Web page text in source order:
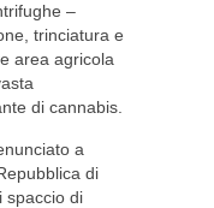
–
trinciatura e
area agricola
di cannabis.
a
di
spaccio di